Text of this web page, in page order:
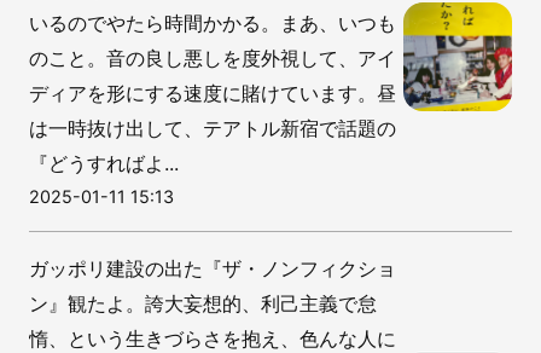
いるのでやたら時間かかる。まあ、いつも
のこと。音の良し悪しを度外視して、アイ
ディアを形にする速度に賭けています。昼
は一時抜け出して、テアトル新宿で話題の
『どうすればよ...
2025-01-11 15:13
ガッポリ建設の出た『ザ・ノンフィクショ
ン』観たよ。誇大妄想的、利己主義で怠
惰、という生きづらさを抱え、色んな人に